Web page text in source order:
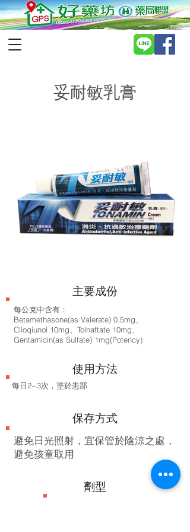
妥耐敏乳膏
每公克中含有：
Betamethasone(as Valerate) 0.5mg、
Clioqiunol 10mg、Tolnaftate 10mg、
Gentamicin(as Sulfate) 1mg(Potency)
​主要成份
​每日2~3次，塗於患部
使用方法
避免日光照射，宜保管於陰涼之處，
避免孩童取用
保存方式
劑型